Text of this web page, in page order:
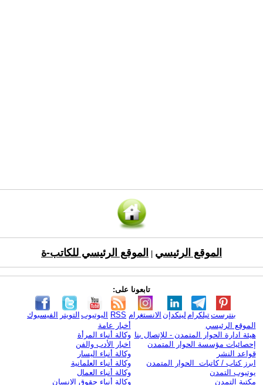
الموقع الرئيسي الموقع الرئيسي للكاتب-ة
تابعونا على:
الفيسبوك التويتر اليوتيوب RSS الانستغرام لينكدإن تيلكرامبنترست
الموقع الرئيسي
هيئة ادارة الحوار المتمدن - للإتصال بنا
إحصائيات مؤسسة الحوار المتمدن
قواعد النشر
ابرز كتاب / كاتبات الحوار المتمدن
يوتيوب التمدن
مكتبة التمدن
أخبار عامة
وكالة أنباء المرأة
اخبار الأدب والفن
وكالة أنباء اليسار
وكالة أنباء العلمانية
وكالة أنباء العمال
وكالة أنباء حقوق الإنسان